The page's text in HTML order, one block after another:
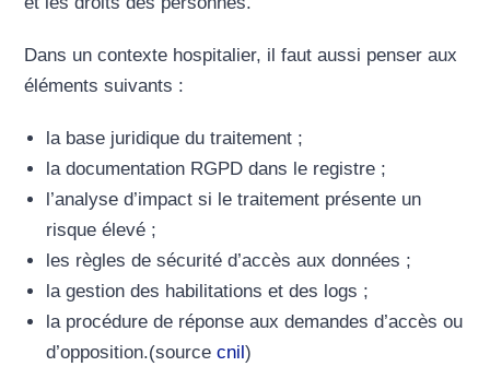
Dans un contexte hospitalier, il faut aussi penser aux
éléments suivants :
la base juridique du traitement ;
la documentation RGPD dans le registre ;
l’analyse d’impact si le traitement présente un
risque élevé ;
les règles de sécurité d’accès aux données ;
la gestion des habilitations et des logs ;
la procédure de réponse aux demandes d’accès ou
d’opposition.(source cnil )